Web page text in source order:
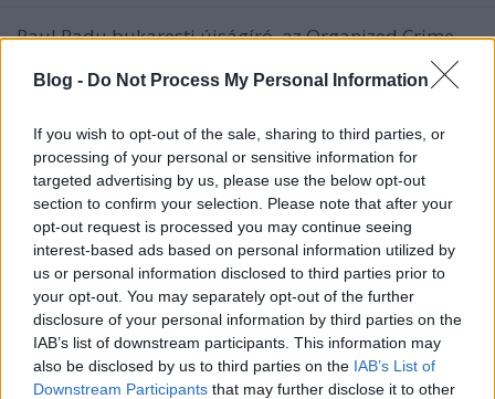
Blog - Do Not Process My Personal Information
If you wish to opt-out of the sale, sharing to third parties, or
processing of your personal or sensitive information for
targeted advertising by us, please use the below opt-out
section to confirm your selection. Please note that after your
opt-out request is processed you may continue seeing
interest-based ads based on personal information utilized by
us or personal information disclosed to third parties prior to
your opt-out. You may separately opt-out of the further
disclosure of your personal information by third parties on the
IAB’s list of downstream participants. This information may
also be disclosed by us to third parties on the IAB’s List of
Downstream Participants that may further disclose it to other
Paul Radu bukaresti újságíró, az Organized Crime
and Corruption Project (OCCRP) nemzetközi újságíró-
kollektíva ügyvezetője és a román RISE Project
pár héttel ezelőtt. A már korábban nálunk is
bemutatott menő adatbányász…
Hídpénz a Lánchídon
D. Kovács Ildikó•2014. január 18.
Bár a reformkor már rég elmúlt, néhány évvel ezelőtt
még mindig kellett „hídpénzt” fizetni a rendőröknek,
a városban pedig olyan fogorvosok dolgoztak, akik
szándékosan teszik tönkre az emberek fogait. A